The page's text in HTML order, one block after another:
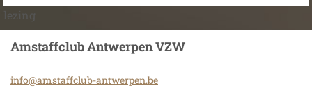
lezing
Amstaffclub Antwerpen VZW
info@amstaffclub-antwerpen.be